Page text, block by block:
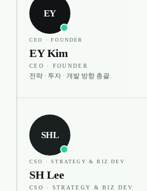
EY
CEO · FOUNDER
EY Kim
CEO · FOUNDER
전략 · 투자 · 개발 방향 총괄.
SHL
CSO · STRATEGY & BIZ DEV
SH Lee
CSO · STRATEGY & BIZ DEV